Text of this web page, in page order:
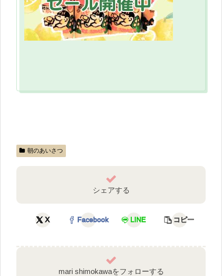
朝のあいさつ
シェアする
X Facebook LINE コピー
mari shimokawaをフォローする